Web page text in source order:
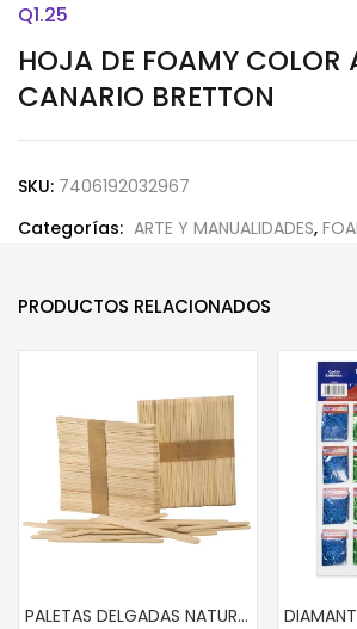
HOJA DE FOAMY COLOR
CANARIO BRETTON
Q1.25
SKU: 7406192032967
Categorías: ARTE Y MANUALIDADES,
PRODUCTOS RELACIONADOS
PALETAS DELGADAS NATURAL 50 UND.